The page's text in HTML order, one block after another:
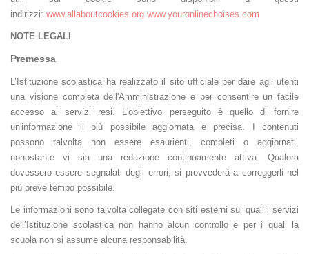
indirizzi: www.allaboutcookies.org www.youronlinechoises.com
NOTE LEGALI
Premessa
L’Istituzione scolastica ha realizzato il sito ufficiale per dare agli utenti
una visione completa dell'Amministrazione e per consentire un facile
accesso ai servizi resi. L'obiettivo perseguito è quello di fornire
un'informazione il più possibile aggiornata e precisa. I contenuti
possono talvolta non essere esaurienti, completi o aggiornati,
nonostante vi sia una redazione continuamente attiva. Qualora
dovessero essere segnalati degli errori, si provvederà a correggerli nel
più breve tempo possibile.
Le informazioni sono talvolta collegate con siti esterni sui quali i servizi
dell’Istituzione scolastica non hanno alcun controllo e per i quali la
scuola non si assume alcuna responsabilità.